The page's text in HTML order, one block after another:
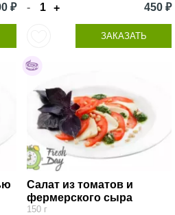
₽ - + 450 ₽
ЗАКАЗАТЬ
Салат из томатов и
фермерского сыра
150 г